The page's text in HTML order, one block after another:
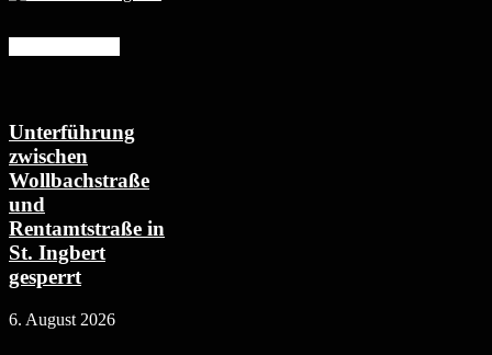
Unterführung
zwischen
Wollbachstraße
und
Rentamtstraße in
St. Ingbert
gesperrt
6. August 2026